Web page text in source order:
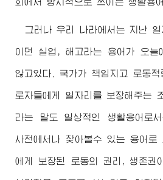
그러나 우리 나라에서는 지난 일
이던 실업, 해고라는 용어가 오늘
않고있다. 국가가 책임지고 로동
로자들에게 일자리를 보장해주는
라는 말도 일상적인 생활용어로
사전에서나 찾아볼수 있는 용어
에게 보장된 로동의 권리, 생존권